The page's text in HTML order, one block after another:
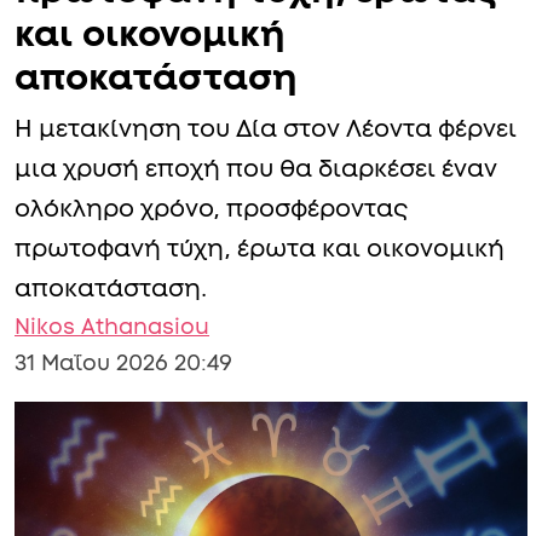
και οικονομική
αποκατάσταση
Η μετακίνηση του Δία στον Λέοντα φέρνει
μια χρυσή εποχή που θα διαρκέσει έναν
ολόκληρο χρόνο, προσφέροντας
πρωτοφανή τύχη, έρωτα και οικονομική
αποκατάσταση.
Nikos Athanasiou
31 Μαΐου 2026 20:49